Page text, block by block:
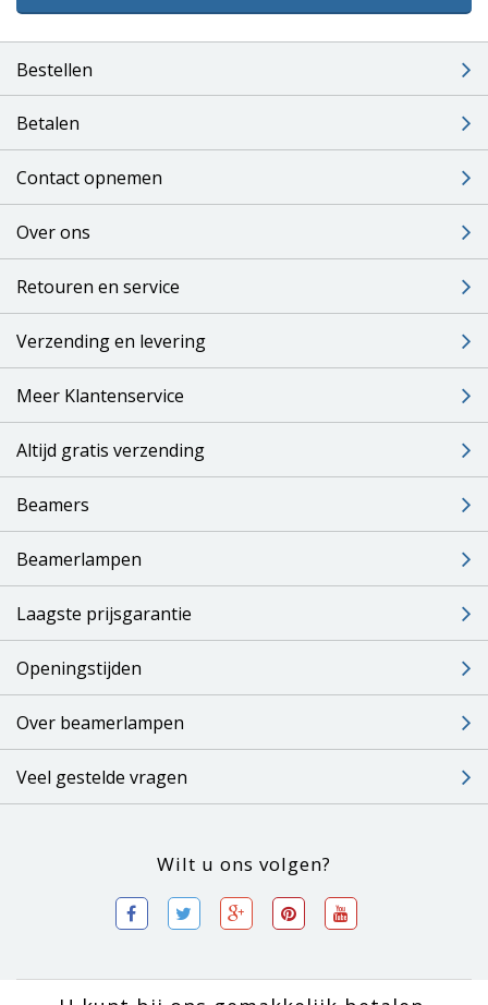
Bestellen
Betalen
Contact opnemen
Over ons
Retouren en service
Verzending en levering
Meer Klantenservice
Altijd gratis verzending
Beamers
Beamerlampen
Laagste prijsgarantie
Openingstijden
Over beamerlampen
Veel gestelde vragen
Wilt u ons volgen?